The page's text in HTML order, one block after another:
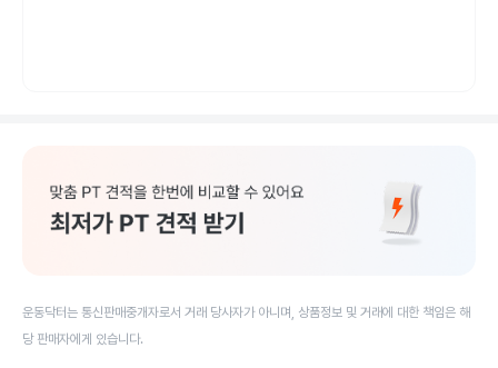
운동닥터는 통신판매중개자로서 거래 당사자가 아니며, 상품정보 및 거래에 대한 책임은 해
당 판매자에게 있습니다.